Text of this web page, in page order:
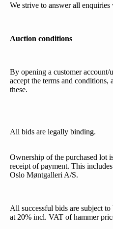
We strive to answer all
Auction conditions
By opening a customer
accept the terms and
these.
All bids are legally binding.
Ownership of the purchased lot
receipt of payment. This
Oslo Møntgalleri A/S.
All successful bids are subject
at 20% incl. VAT of hammer